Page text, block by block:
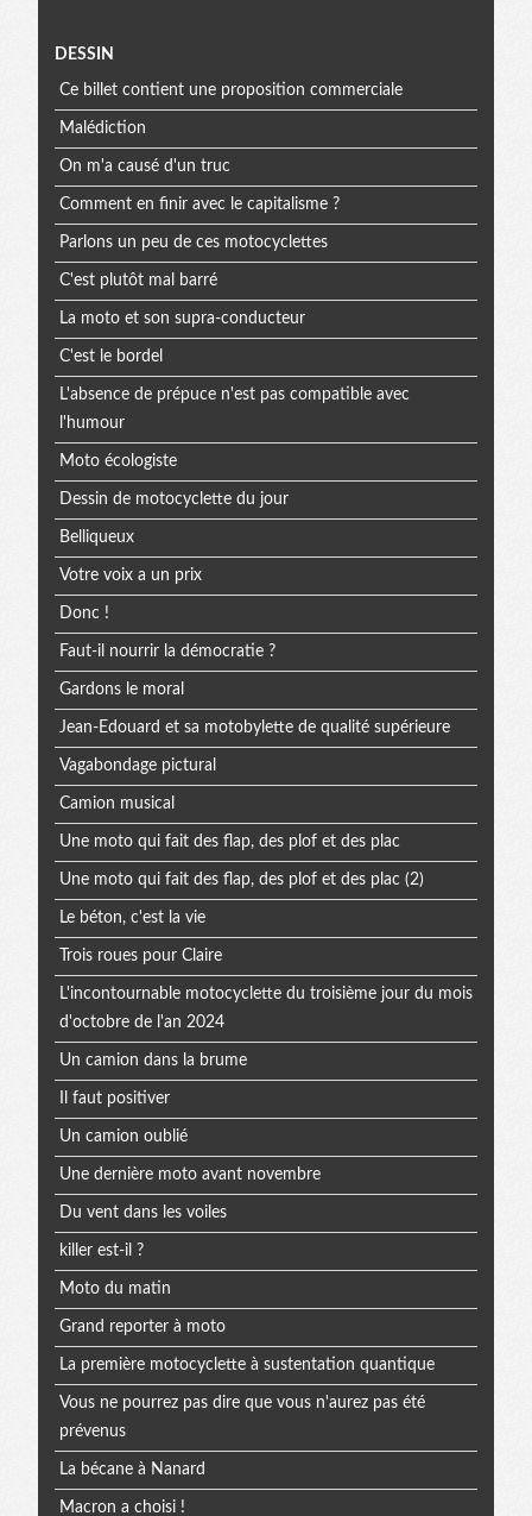
Menu
extra
DESSIN
Ce billet contient une proposition commerciale
Malédiction
On m'a causé d'un truc
Comment en finir avec le capitalisme ?
Parlons un peu de ces motocyclettes
C'est plutôt mal barré
La moto et son supra-conducteur
C'est le bordel
L'absence de prépuce n'est pas compatible avec
l'humour
Moto écologiste
Dessin de motocyclette du jour
Belliqueux
Votre voix a un prix
Donc !
Faut-il nourrir la démocratie ?
Gardons le moral
Jean-Edouard et sa motobylette de qualité supérieure
Vagabondage pictural
Camion musical
Une moto qui fait des flap, des plof et des plac
Une moto qui fait des flap, des plof et des plac (2)
Le béton, c'est la vie
Trois roues pour Claire
L'incontournable motocyclette du troisième jour du mois
d'octobre de l'an 2024
Un camion dans la brume
Il faut positiver
Un camion oublié
Une dernière moto avant novembre
Du vent dans les voiles
killer est-il ?
Moto du matin
Grand reporter à moto
La première motocyclette à sustentation quantique
Vous ne pourrez pas dire que vous n'aurez pas été
prévenus
La bécane à Nanard
Macron a choisi !